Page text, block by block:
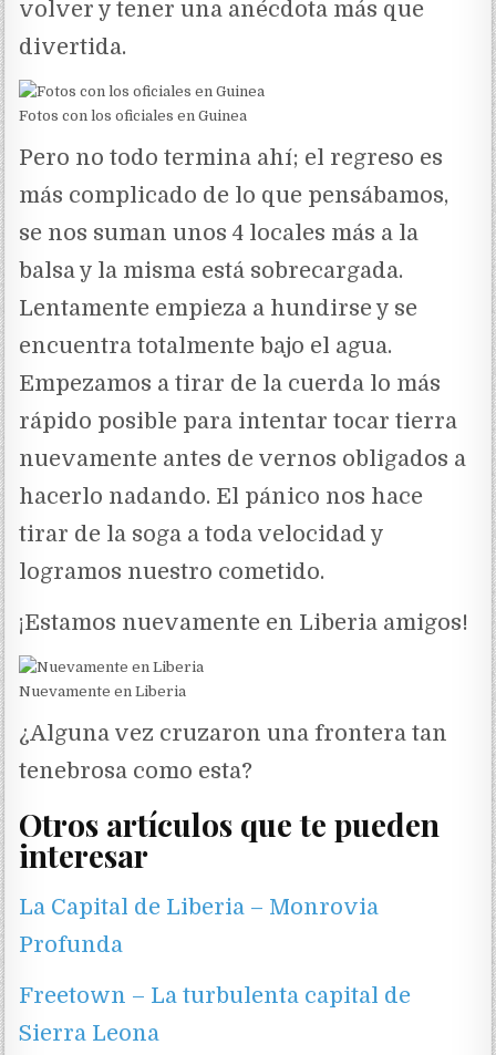
volver y tener una anécdota más que
divertida.
Fotos con los oficiales en Guinea
Pero no todo termina ahí; el regreso es
más complicado de lo que pensábamos,
se nos suman unos 4 locales más a la
balsa y la misma está sobrecargada.
Lentamente empieza a hundirse y se
encuentra totalmente bajo el agua.
Empezamos a tirar de la cuerda lo más
rápido posible para intentar tocar tierra
nuevamente antes de vernos obligados a
hacerlo nadando. El pánico nos hace
tirar de la soga a toda velocidad y
logramos nuestro cometido.
¡Estamos nuevamente en Liberia amigos!
Nuevamente en Liberia
¿Alguna vez cruzaron una frontera tan
tenebrosa como esta?
Otros artículos que te pueden
interesar
La Capital de Liberia – Monrovia
Profunda
Freetown – La turbulenta capital de
Sierra Leona